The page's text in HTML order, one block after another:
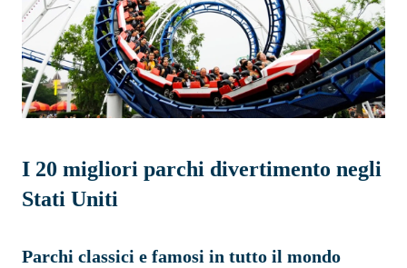
I 20 migliori parchi divertimento negli
Stati Uniti
Parchi classici e famosi in tutto il mondo